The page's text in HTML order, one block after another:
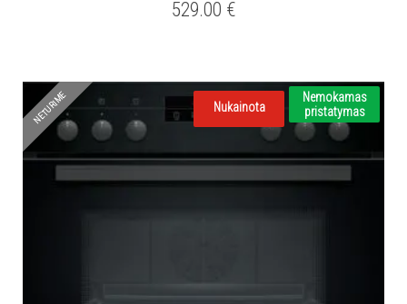
529.00 €
Nukainota
Nemokamas
pristatymas
NETURIME